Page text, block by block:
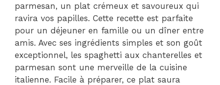
parmesan, un plat crémeux et savoureux qui
ravira vos papilles. Cette recette est parfaite
pour un déjeuner en famille ou un dîner entre
amis. Avec ses ingrédients simples et son goût
exceptionnel, les spaghetti aux chanterelles et
parmesan sont une merveille de la cuisine
italienne. Facile à préparer, ce plat saura